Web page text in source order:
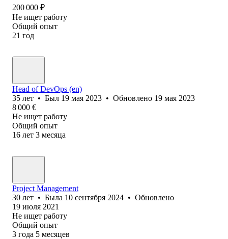
200 000 ₽
Не ищет работу
Общий опыт
21 год
Head of DevOps (en)
35 лет • Был 19 мая 2023 • Обновлено 19 мая 2023
8 000 €
Не ищет работу
Общий опыт
16 лет 3 месяца
Project Management
30 лет • Была 10 сентября 2024 • Обновлено
19 июля 2021
Не ищет работу
Общий опыт
3 года 5 месяцев